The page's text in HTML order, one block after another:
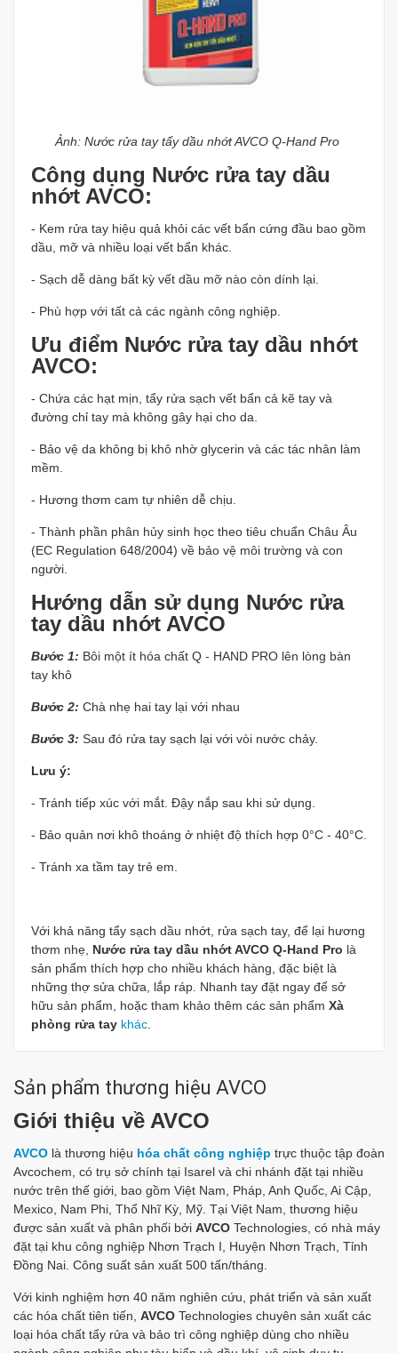
Ảnh: Nước rửa tay tẩy dầu nhớt AVCO Q-Hand Pro
Công dụng Nước rửa tay dầu
nhớt AVCO:
- Kem rửa tay hiệu quả khỏi các vết bẩn cứng đầu bao gồm
dầu, mỡ và nhiều loại vết bẩn khác.
- Sạch dễ dàng bất kỳ vết dầu mỡ nào còn dính lại.
- Phù hợp với tất cả các ngành công nghiệp.
Ưu điểm Nước rửa tay dầu nhớt
AVCO:
- Chứa các hạt mịn, tẩy rửa sạch vết bẩn cả kẽ tay và
đường chỉ tay mà không gây hại cho da.
- Bảo vệ da không bị khô nhờ glycerin và các tác nhân làm
mềm.
- Hương thơm cam tự nhiên dễ chịu.
- Thành phần phân hủy sinh học theo tiêu chuẩn Châu Âu
(EC Regulation 648/2004) về bảo vệ môi trường và con
người.
Hướng dẫn sử dụng Nước rửa
tay dầu nhớt AVCO
Bước 1: Bôi một ít hóa chất Q - HAND PRO lên lòng bàn
tay khô
Bước 2: Chà nhẹ hai tay lại với nhau
Bước 3: Sau đó rửa tay sạch lại với vòi nước chảy.
Lưu ý:
- Tránh tiếp xúc với mắt. Đậy nắp sau khi sử dụng.
- Bảo quản nơi khô thoáng ở nhiệt độ thích hợp 0°C - 40°C.
- Tránh xa tầm tay trẻ em.
Với khả năng tẩy sạch dầu nhớt, rửa sạch tay, để lại hương
thơm nhẹ, Nước rửa tay dầu nhớt AVCO Q-Hand Pro là
sản phẩm thích hợp cho nhiều khách hàng, đặc biệt là
những thợ sửa chữa, lắp ráp. Nhanh tay đặt ngay để sở
hữu sản phẩm, hoặc tham khảo thêm các sản phẩm Xà
phòng rửa tay khác
Sản phẩm thương hiệu AVCO
Giới thiệu về AVCO
AVCO là thương hiệu hóa chất công nghiệp trực thuộc tập đoàn
Avcochem, có trụ sở chính tại Isarel và chi nhánh đặt tại nhiều
nước trên thế giới, bao gồm Việt Nam, Pháp, Anh Quốc, Ai Cập,
Mexico, Nam Phi, Thổ Nhĩ Kỳ, Mỹ. Tại Việt Nam, thương hiệu
được sản xuất và phân phối bởi AVCO Technologies, có nhà máy
đặt tại khu công nghiệp Nhơn Trạch I, Huyện Nhơn Trạch, Tỉnh
Đồng Nai. Công suất sản xuất 500 tấn/tháng.
Với kinh nghiệm hơn 40 năm nghiên cứu, phát triển và sản xuất
các hóa chất tiên tiến, AVCO Technologies chuyên sản xuất các
loại hóa chất tẩy rửa và bảo trì công nghiệp dùng cho nhiều